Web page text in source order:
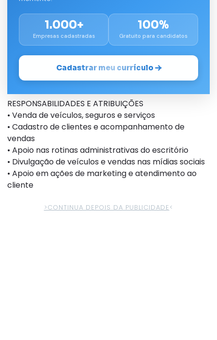
1.000+
Empresas cadastradas
100%
Gratuito para candidatos
Cadastrar meu currículo
RESPONSABILIDADES E ATRIBUIÇÕES
• Venda de veículos, seguros e serviços
• Cadastro de clientes e acompanhamento de
vendas
• Apoio nas rotinas administrativas do escritório
• Divulgação de veículos e vendas nas mídias sociais
• Apoio em ações de marketing e atendimento ao
cliente
>CONTINUA DEPOIS DA PUBLICIDADE<